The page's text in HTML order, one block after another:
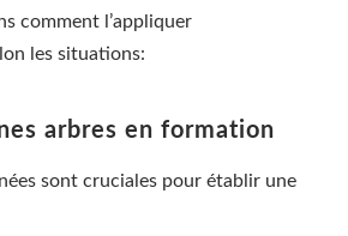
comment l’appliquer
les situations:
arbres en formation
sont cruciales pour établir une